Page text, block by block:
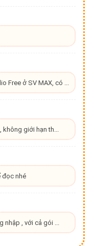
Free ở SV MAX, có ...
giới hạn th...
đọc nhé
, với cả gói ...